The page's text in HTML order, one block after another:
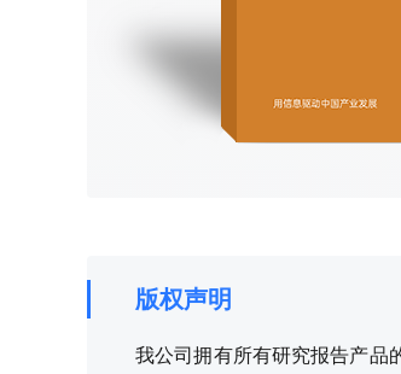
版权声明
我公司拥有所有研究报告产品